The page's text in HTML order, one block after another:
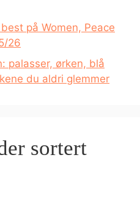
på Women, Peace
26
palasser, ørken, blå
du aldri glemmer
sortert